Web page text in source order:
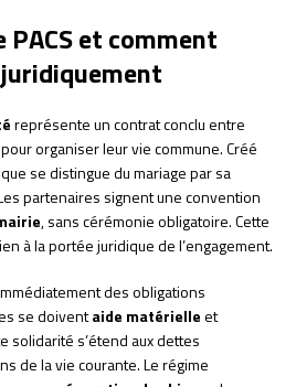
PACS et comment
représente un contrat conclu entre
organiser leur vie commune. Créé
se distingue du mariage par sa
partenaires signent une convention
, sans cérémonie obligatoire. Cette
à la portée juridique de l’engagement.
des obligations
se doiventaide matérielleet
solidarité s’étend aux dettes
de la vie courante. Le régime